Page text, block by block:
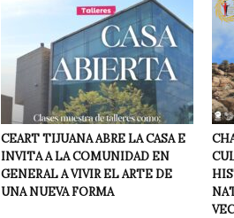
CEART TIJUANA ABRE LA CASA E
INVITA A LA COMUNIDAD EN
GENERAL A VIVIR EL ARTE DE
UNA NUEVA FORMA